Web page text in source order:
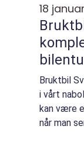
18
Bruktbil
i vårt
kan være
når man